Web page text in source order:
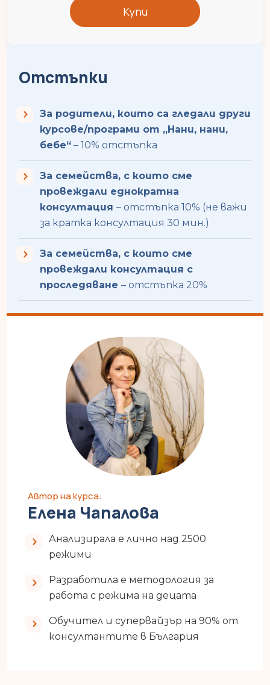
Купи
Отстъпки
За родители, които са гледали други
курсове/програми от „Нани, нани,
бебе“ – 10% oтстъпка
За семейства, с които сме
провеждали еднократна
консултация– отстъпка 10% (не важи
за кратка консултация 30 мин.)
За семейства, с които сме
провеждали консултация с
проследяване– отстъпка 20%
Автор на курса:
Елена Чапалова
Анализирала е лично над 2500
режими
Разработила е методология за
работа с режима на децата
Обучител и супервайзър на 90% от
консултантите в България